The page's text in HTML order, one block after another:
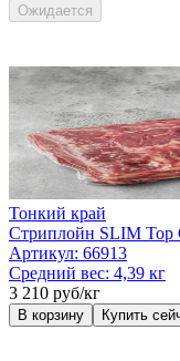
Ожидается
Тонкий край
Стриплойн SLIM Top
Артикул: 66913
Средний вес: 4,39 кг
3 210 руб/кг
В корзину Купить